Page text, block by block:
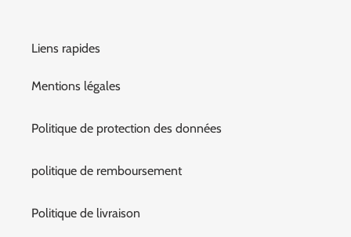
Liens rapides
Mentions légales
Politique de protection des données
politique de remboursement
Politique de livraison